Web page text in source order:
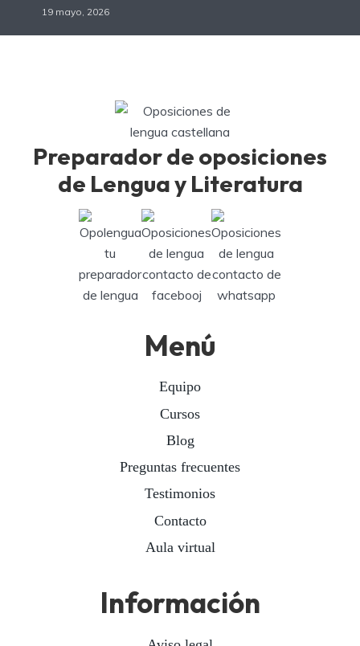
19 mayo, 2026
Preparador de oposiciones
de Lengua y Literatura
Menú
Equipo
Cursos
Blog
Preguntas frecuentes
Testimonios
Contacto
Aula virtual
Información